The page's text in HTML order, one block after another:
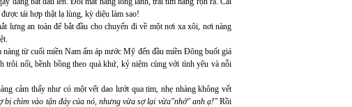
tái hợp thật lạ lùng, kỳ diệu làm sao!
lưng an toàn để bắt đầu cho chuyến đi về một nơi xa xôi, nơi nàng
từ cuối miền Nam ấm áp nước Mỹ đến đầu miền Đông buốt giá
trôi nổi, bềnh bồng theo quá khứ, kỷ niệm cùng với tình yêu và nỗi
cảm thấy như có một vết dao lướt qua tim, nhẹ nhàng không vết
bị chìm vào tận đáy của nó, nhưng vừa sợ lại vừa"nhớ" anh ạ!"Rồi